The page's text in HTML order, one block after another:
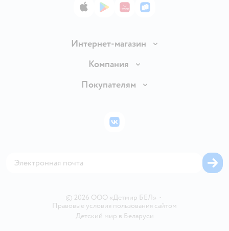
App StoreGoogle Play
AppGallery
RuStore
Интернет-магазин
Доставка и оплата
Правила продажи
Политика использования файлов cookie
Компания
Вакансии
Покупателям
Бонусные карты
© 2026 ООО «Детмир БЕЛ» •
Правовые условия пользования сайтом
Детский мир в Беларуси
ВКонтакте